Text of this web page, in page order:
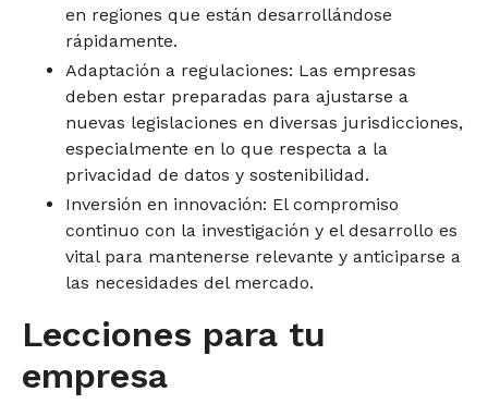
en regiones que están desarrollándose
rápidamente.
Adaptación a regulaciones: Las empresas
deben estar preparadas para ajustarse a
nuevas legislaciones en diversas jurisdicciones,
especialmente en lo que respecta a la
privacidad de datos y sostenibilidad.
Inversión en innovación: El compromiso
continuo con la investigación y el desarrollo es
vital para mantenerse relevante y anticiparse a
las necesidades del mercado.
Lecciones para tu
empresa